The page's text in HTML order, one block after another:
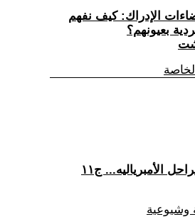
الإدراك: كيف نفهم
بعيونهم؟
وشيوعية